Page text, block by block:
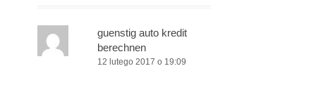
guenstig auto kredit
berechnen
12 lutego 2017 o 19:09